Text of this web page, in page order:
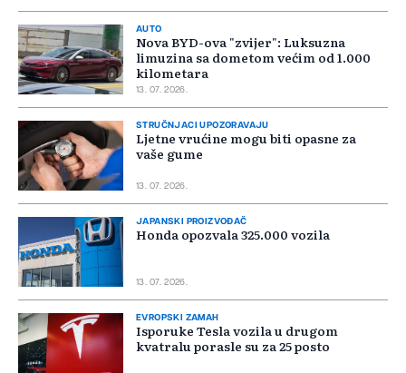
AUTO
Nova BYD-ova "zvijer": Luksuzna
limuzina sa dometom većim od 1.000
kilometara
13. 07. 2026.
STRUČNJACI UPOZORAVAJU
Ljetne vrućine mogu biti opasne za
vaše gume
13. 07. 2026.
JAPANSKI PROIZVOĐAČ
Honda opozvala 325.000 vozila
13. 07. 2026.
EVROPSKI ZAMAH
Isporuke Tesla vozila u drugom
kvatralu porasle su za 25 posto